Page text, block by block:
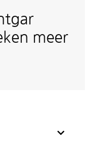
meer